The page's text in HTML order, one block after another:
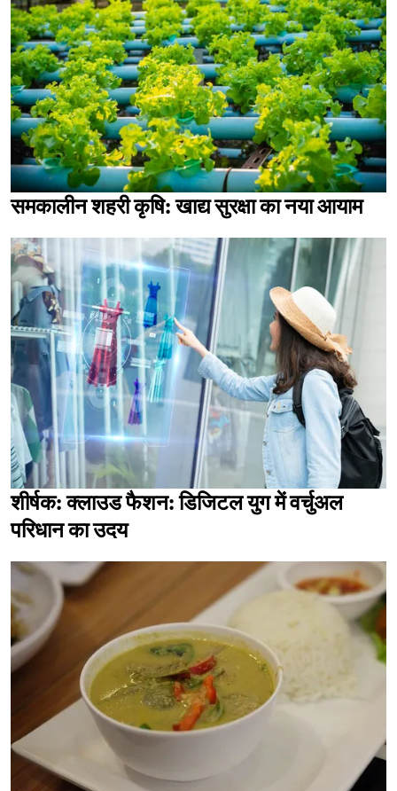
समकालीन शहरी कृषि: खाद्य सुरक्षा का नया आयाम
शीर्षक: क्लाउड फैशन: डिजिटल युग में वर्चुअल
परिधान का उदय